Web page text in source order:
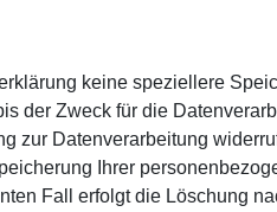
keine speziellere
der Zweck für die
zur Datenverarbeitung
Ihrer
Fall erfolgt die Löschung